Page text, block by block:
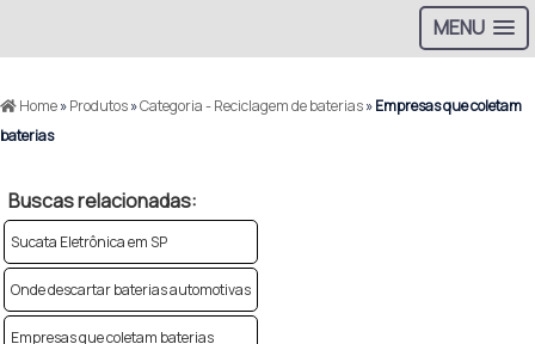
MENU
Home»Produtos»Categoria - Reciclagem de baterias»Empresas que coletam
baterias
Buscas relacionadas:
Sucata Eletrônica em SP
Onde descartar baterias automotivas
Empresas que coletam baterias